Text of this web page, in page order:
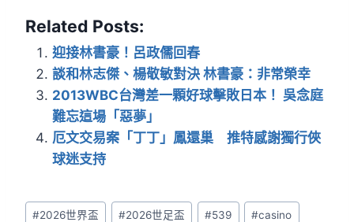
c
e
b
o
o
k
itt
er
ai
l
Related Posts:
迎接林書豪！呂政儒回春
談和林志傑、楊敬敏對決 林書豪：非常榮幸
2013WBC台灣差一顆好球擊敗日本！ 吳念庭
難忘這場「惡夢」
厄文交易案「丁丁」鳳還巢 推特感謝獨行俠
球迷支持
#2026世界盃 #2026世足盃 #539 #casino